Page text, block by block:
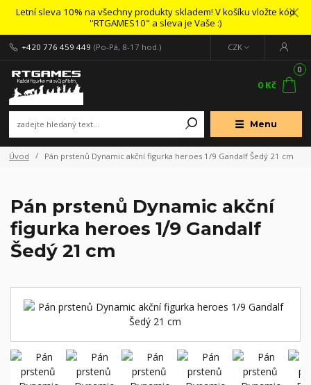
Letní sleva 10% na všechny produkty skladem! V košíku vložte kód
''RTGAMES10" a sleva je Vaše :)
Menu
CZK
+420 776 459 449 (Po-Pá, 8-17 hod.)
0
0 Kč
Úvod Pán prstenů Dynamic akční figurka heroes 1/9 Gandalf Šedý 21 cm
Pán prstenů Dynamic akční
figurka heroes 1/9 Gandalf
Šedý 21 cm